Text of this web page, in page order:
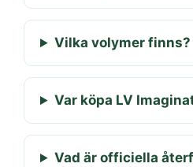
Vilka volymer finns?
Var köpa LV
Vad är officiella